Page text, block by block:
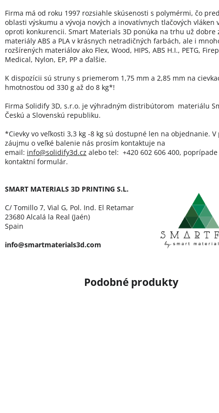
Firma má od roku 1997 rozsiahle skúsenosti s polymérmi, čo
oblasti výskumu a vývoja nových a inovatívnych tlačových vláken
oproti konkurencii. Smart Materials 3D ponúka na trhu už dobre
materiály ABS a PLA v krásnych netradičných farbách, ale i
rozšírených materiálov ako Flex, Wood, HIPS, ABS H.I., PETG,
Medical, Nylon, EP, PP a ďalšie.
K dispozícii sú struny s priemerom 1,75 mm a 2,85 mm na
hmotnosťou od 330 g až do 8 kg*!
Firma Solidify 3D, s.r.o. je výhradným distribútorom materiálu
Českú a Slovenskú republiku.
*Cievky vo veľkosti 3,3 kg -8 kg sú dostupné len na objednanie.
záujmu o veľké balenie nás prosím kontaktuje na
email: info@solidify3d.cz alebo tel: +420 602 606 400,
kontaktní formulár.
SMART MATERIALS 3D PRINTING S.L.
C/ Tomillo 7, Vial G, Pol. Ind. El Retamar
23680 Alcalá la Real (Jaén)
Spain
info@smartmaterials3d.com